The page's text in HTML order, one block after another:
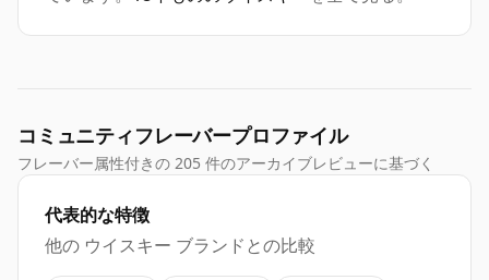
コミュニティフレーバープロファイル
フレーバー属性付きの 205 件のアーカイブレビューに基づく
代表的な特徴
他の ウイスキー ブランドとの比較